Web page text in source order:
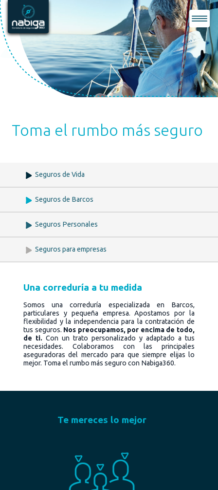
Nabiga 360
Logo - Ir a la página principal
Toma el rumbo más seguro
Seguros de Vida
Seguros de Barcos
Seguros Personales
Seguros para empresas
Una correduría a tu medida
Somos una correduría especializada en Barcos,
particulares y pequeña empresa. Apostamos por la
flexibilidad y la independencia para la contratación de
tus seguros. Nos preocupamos, por encima de todo,
de ti. Con un trato personalizado y adaptado a tus
necesidades. Colaboramos con las principales
aseguradoras del mercado para que siempre elijas lo
mejor. Toma el rumbo más seguro con Nabiga360.
Te mereces lo mejor